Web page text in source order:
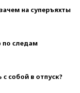
на суперъяхты
по следам
собой в отпуск?